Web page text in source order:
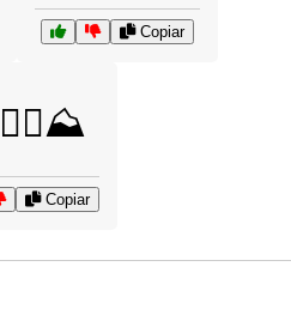
Copiar
Copiar